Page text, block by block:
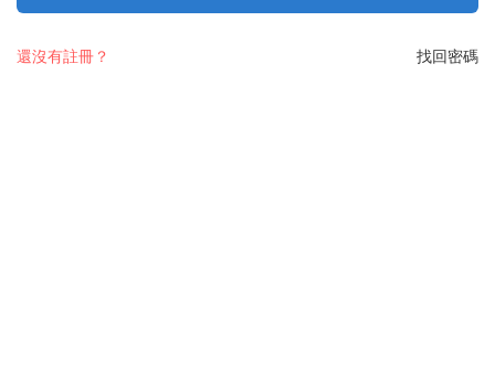
找回密碼
還沒有註冊？